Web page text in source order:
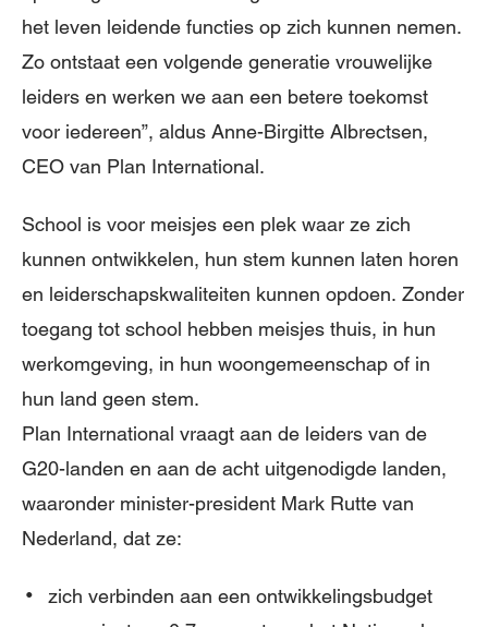
het leven leidende functies op zich kunnen nemen.
Zo ontstaat een volgende generatie vrouwelijke
leiders en werken we aan een betere toekomst
voor iedereen”, aldus Anne-Birgitte Albrectsen,
CEO van Plan International.
School is voor meisjes een plek waar ze zich
kunnen ontwikkelen, hun stem kunnen laten horen
en leiderschapskwaliteiten kunnen opdoen. Zonder
toegang tot school hebben meisjes thuis, in hun
werkomgeving, in hun woongemeenschap of in
hun land geen stem.
Plan International vraagt aan de leiders van de
G20-landen en aan de acht uitgenodigde landen,
waaronder minister-president Mark Rutte van
Nederland, dat ze:
zich verbinden aan een ontwikkelingsbudget